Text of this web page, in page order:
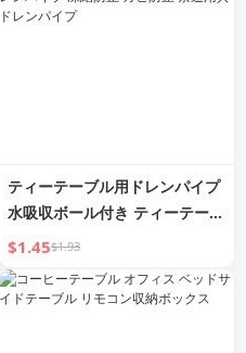
ティーテーブル用ドレンパイプ
水吸収ボール付き ティーテーブ
ル ティーテーブル ティーテー
ブル フレキシブルドレンパイプ
凍結防止 カビ防止 茶道用具 ド
$1.45$1.93